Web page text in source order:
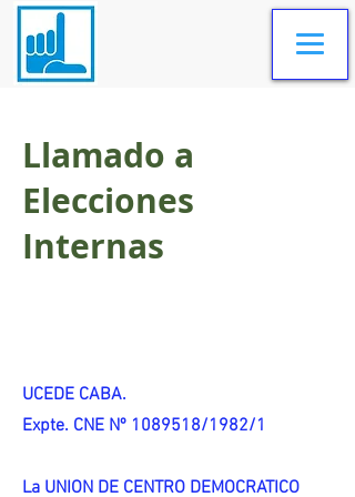
Llamado a
Elecciones
Internas
UCEDE CABA.
Expte. CNE Nº 1089518/1982/1
La UNION DE CENTRO DEMOCRATICO